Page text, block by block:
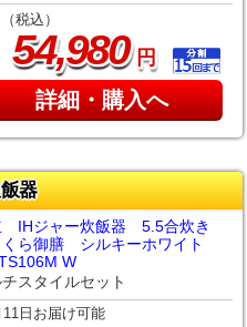
（税込）
54,980円
詳細・購入へ
器
IHジャー炊飯器 5.5合炊き
くら御膳 シルキーホワイト
W
スタイルセット
11日お届け可能